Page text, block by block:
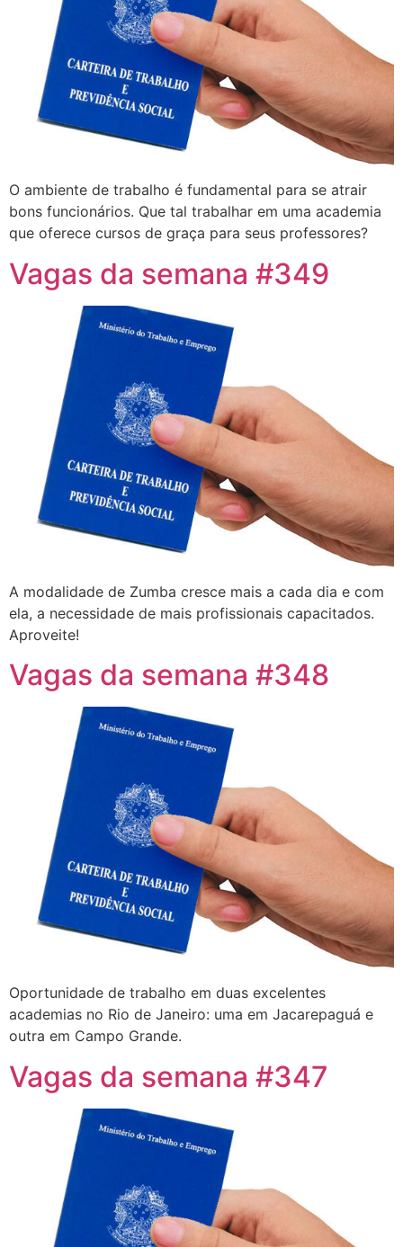
O ambiente de trabalho é fundamental para se atrair
bons funcionários. Que tal trabalhar em uma academia
que oferece cursos de graça para seus professores?
Vagas da semana #349
A modalidade de Zumba cresce mais a cada dia e com
ela, a necessidade de mais profissionais capacitados.
Aproveite!
Vagas da semana #348
Oportunidade de trabalho em duas excelentes
academias no Rio de Janeiro: uma em Jacarepaguá e
outra em Campo Grande.
Vagas da semana #347